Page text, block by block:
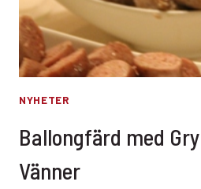
NYHETER
Ballongfärd med
Vänner